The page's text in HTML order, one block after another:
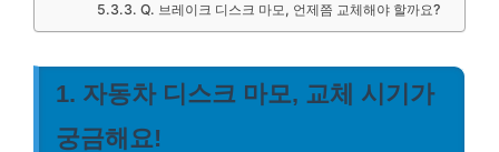
Q. 브레이크 디스크 마모, 언제쯤 교체해야 할까요?
1. 자동차 디스크 마모, 교체 시기가
궁금해요!